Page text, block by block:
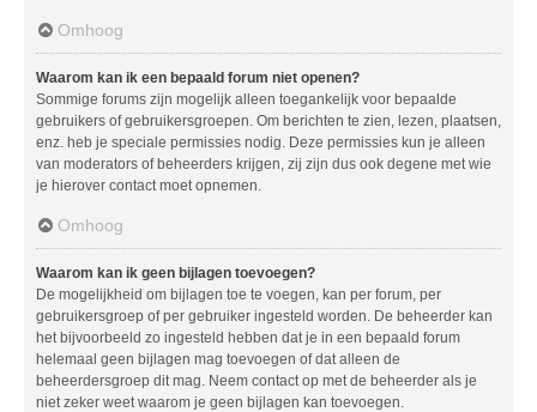
Omhoog
Waarom kan ik een bepaald forum niet openen?
Sommige forums zijn mogelijk alleen toegankelijk voor bepaalde
gebruikers of gebruikersgroepen. Om berichten te zien, lezen, plaatsen,
enz. heb je speciale permissies nodig. Deze permissies kun je alleen
van moderators of beheerders krijgen, zij zijn dus ook degene met wie
je hierover contact moet opnemen.
Omhoog
Waarom kan ik geen bijlagen toevoegen?
De mogelijkheid om bijlagen toe te voegen, kan per forum, per
gebruikersgroep of per gebruiker ingesteld worden. De beheerder kan
het bijvoorbeeld zo ingesteld hebben dat je in een bepaald forum
helemaal geen bijlagen mag toevoegen of dat alleen de
beheerdersgroep dit mag. Neem contact op met de beheerder als je
niet zeker weet waarom je geen bijlagen kan toevoegen.